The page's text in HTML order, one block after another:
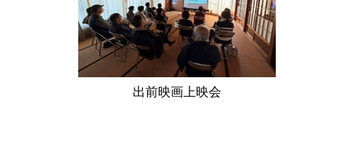
出前映画上映会